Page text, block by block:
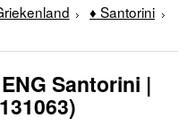
♦ Santorini
Santorini |